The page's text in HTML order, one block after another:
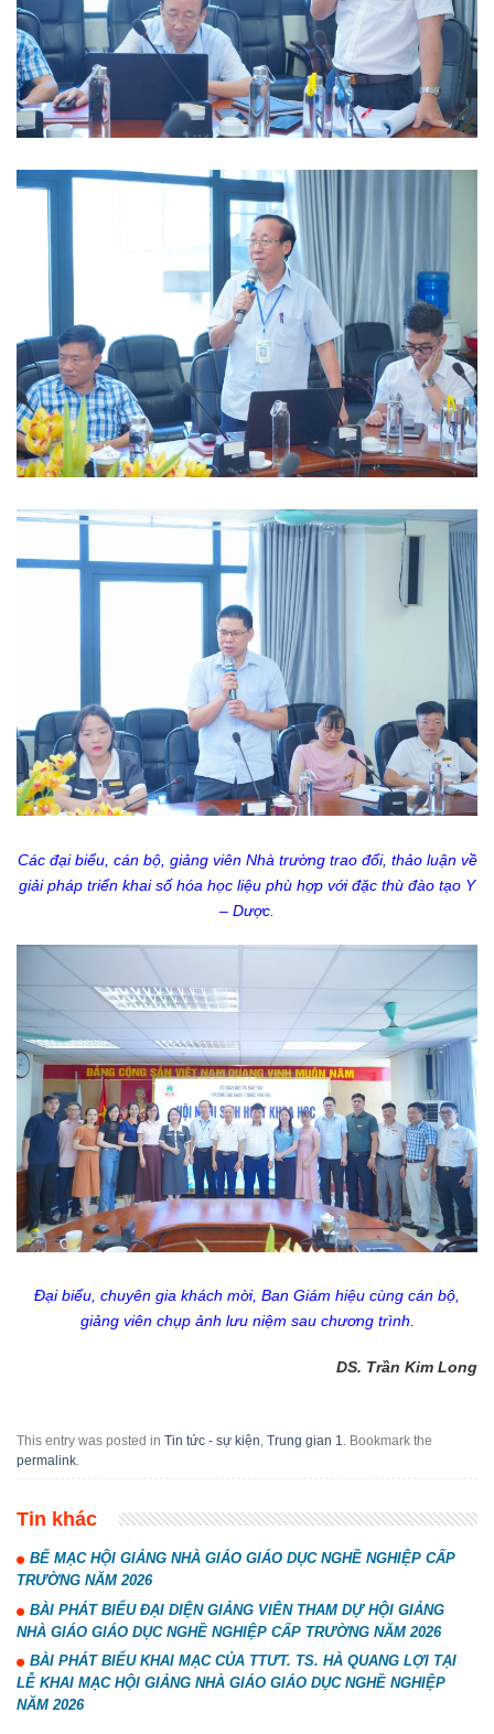
Các đại biểu, cán bộ, giảng viên Nhà trường trao đổi, thảo luận về
giải pháp triển khai số hóa học liệu phù hợp với đặc thù đào tạo Y
– Dược.
Đại biểu, chuyên gia khách mời, Ban Giám hiệu cùng cán bộ,
giảng viên chụp ảnh lưu niệm sau chương trình.
DS. Trần Kim Long
This entry was posted in Tin tức - sự kiện Trung gian 1
. Bookmark the
permalink
Tin khác
BẾ MẠC HỘI GIẢNG NHÀ GIÁO GIÁO DỤC NGHỀ NGHIỆP CẤP
TRƯỜNG NĂM 2026
BÀI PHÁT BIỂU ĐẠI DIỆN GIẢNG VIÊN THAM DỰ HỘI GIẢNG
NHÀ GIÁO GIÁO DỤC NGHỀ NGHIỆP CẤP TRƯỜNG NĂM 2026
BÀI PHÁT BIỂU KHAI MẠC CỦA TTƯT. TS. HÀ QUANG LỢI TẠI
LỄ KHAI MẠC HỘI GIẢNG NHÀ GIÁO GIÁO DỤC NGHỀ NGHIỆP
NĂM 2026